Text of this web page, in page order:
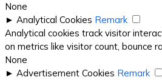
None
► Analytical Cookies Remark
Analytical cookies track visitor
on metrics like visitor count, bounce
None
► Advertisement Cookies Remark